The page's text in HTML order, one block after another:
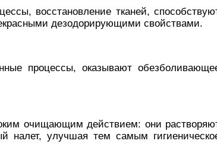
восстановление тканей,
дезодорирующими свойствами.
процессы, оказывают
очищающим действием: они
налет, улучшая тем самым